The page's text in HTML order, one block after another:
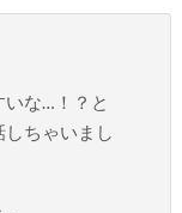
いな…！？と
ちゃいまし